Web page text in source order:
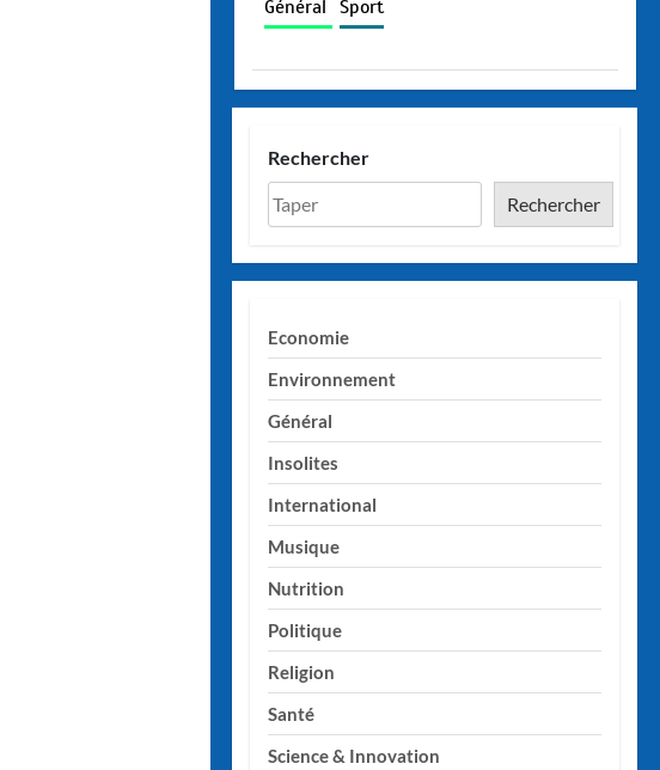
Général Sport
Rechercher
Rechercher
Economie
Environnement
Général
Insolites
International
Musique
Nutrition
Politique
Religion
Santé
Science & Innovation